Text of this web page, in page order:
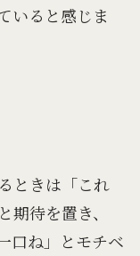
いると感じま
ときは「これ
待を置き、
口ね」とモチベ